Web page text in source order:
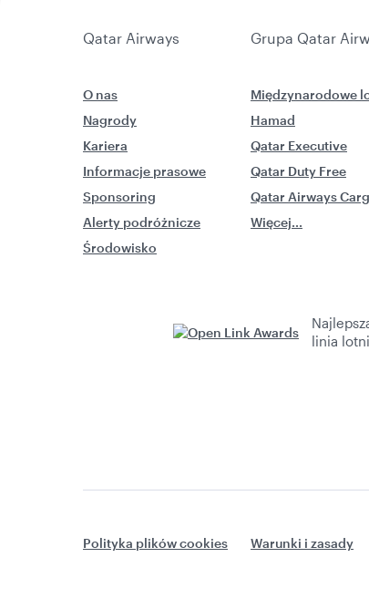
Qatar Airways Grupa Qatar
O nas
Nagrody
Kariera
Informacje prasowe
Sponsoring
Alerty podróżnicze
Środowisko
Międzynarodowe
Hamad
Qatar Executive
Qatar Duty Free
Qatar Airways
Więcej...
linia
Polityka plików cookies Warunki i zasady